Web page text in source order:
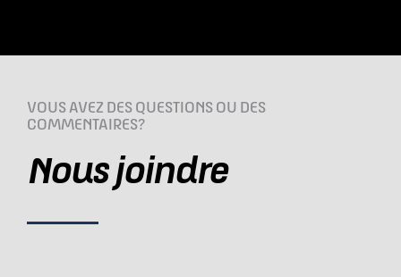
VOUS AVEZ DES QUESTIONS OU DES
COMMENTAIRES?
Nous joindre